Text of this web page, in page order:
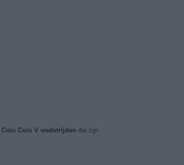
Colo Colo V wedstrijden die zijn